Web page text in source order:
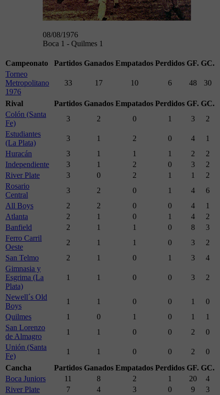
08/08/1976
Boca 1 - Quilmes 1
Campeonato Partidos Ganados Empatados Perdidos GF. GC.
Torneo
Metropolitano
1976
33 17 10 6 48 30
Rival Partidos Ganados Empatados Perdidos GF. GC.
Colón (Santa
Fe)
3 2 0 1 3
2
Estudiantes
(La Plata)
3 1 2 0 4
1
Huracán
3 1 1 1 2
2
Independiente
3 1 2 0 3
2
River Plate
3 0 2 1 1
2
Rosario
Central
3 2 0 1 4
6
All Boys
2 2 0 0 4
1
Atlanta
2 1 0 1 4
2
Banfield
2 1 1 0 8
3
Ferro Carril
Oeste
2 1 1 0 3
2
San Telmo
2 1 0 1 3
4
Gimnasia y
Esgrima (La
Plata)
1 1 0 0 3 2
Newell´s Old
Boys
1 1 0 0 1
0
Quilmes
1 0 1 0 1
1
San Lorenzo
de Almagro
1 1 0 0 2
0
Unión (Santa
Fe)
1 1 0 0 2
0
Cancha
Partidos Ganados Empatados Perdidos GF. GC.
Boca Juniors
11 8 2 1 20
4
River Plate
7 4 3 0 9 3